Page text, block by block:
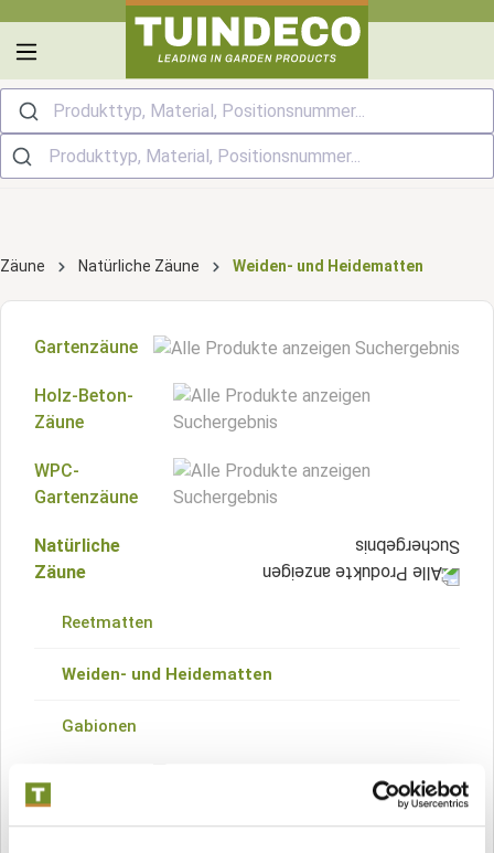
springen
Produkttyp, Material, Positionsnummer...
Zäune Natürliche Zäune Weiden- und Heidematten
Gartenzäune
Kiefernholz-Zäune
Red Class Holz-Zäune
Douglasien-Zäune
Holz-Beton-
Zäune
Gartenzäune
Betonpfähle
Betonpfähle mit Schlitz
Betonabdeckungen/-kappen
WPC-
Gartenzäune
Stapelbretter
Natürliche
Zäune
Reetmatten
Weiden- und Heidematten
Gabionen
Schafzäune
Gartentüren